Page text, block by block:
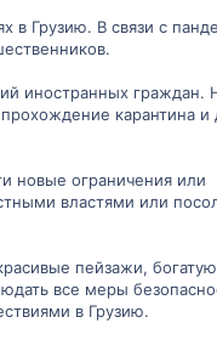
в Грузию. В связи с
иностранных граждан.
карантина и
новые ограничения или
властями или
пейзажи, богатую
все меры
в Грузию.